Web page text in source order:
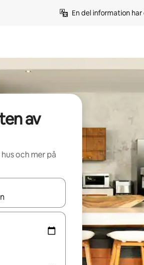
En del information
av
och mer på
navigera med upp- och nedåtpilarna